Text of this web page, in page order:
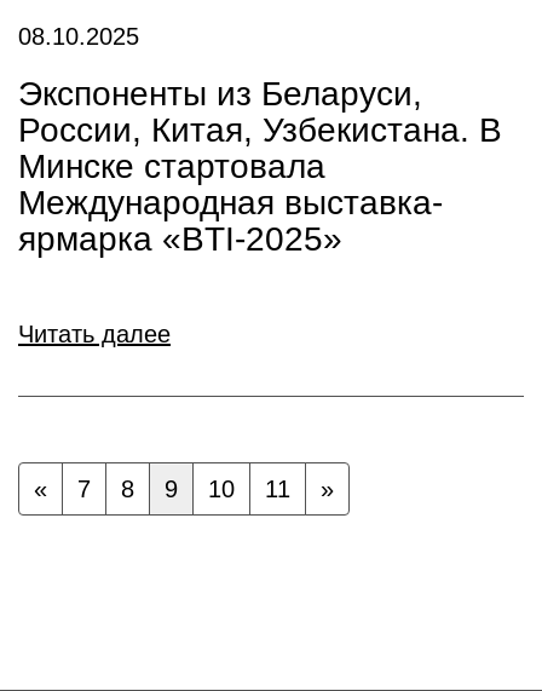
08.10.2025
Экспоненты из Беларуси,
России, Китая, Узбекистана. В
Минске стартовала
Международная выставка-
ярмарка «BTI-2025»
Читать далее
« 7 8 9 10 11 »